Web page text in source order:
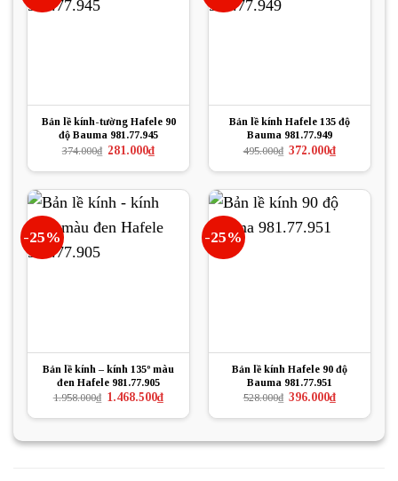
Bản lề kính-tường Hafele 90
độ Bauma 981.77.945
374.000₫ Giá
là:
281.000₫Giá
hiện
tại
281.000₫.
Bản lề kính Hafele 135 độ
Bauma 981.77.949
495.000₫ Giá
là:
372.000₫Giá
hiện
tại
372.000₫.
-25%
Bản lề kính – kính 135º màu
đen Hafele 981.77.905
1.958.000₫ Giá
là:
1.468.500₫Giá
hiện
tại
1.468.500₫.
-25%
Bản lề kính Hafele 90 độ
Bauma 981.77.951
528.000₫ Giá
là:
396.000₫Giá
hiện
tại
396.000₫.